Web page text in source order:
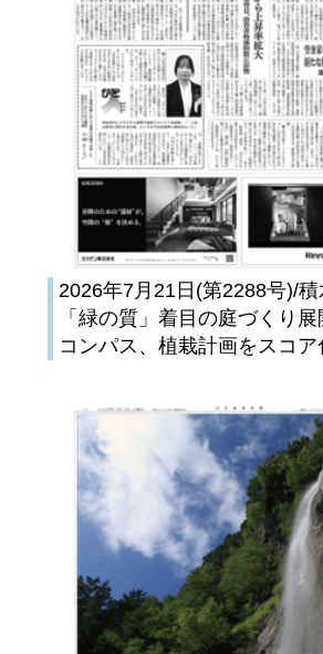
2026年7月21日(第2288号)/積
「緑の質」着目の庭づくり
コンパス、植栽計画をスコア